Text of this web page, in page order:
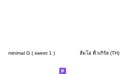
minimal G ( sweet 1 ) ส้มโอ คิ้วเกิร์ล (TH)